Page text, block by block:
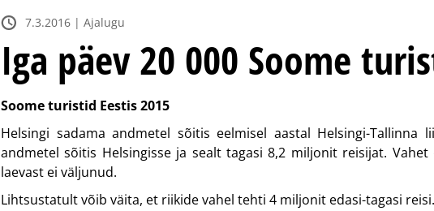
7.3.2016 | Ajalugu
Iga päev 20 000 Soome
Soome turistid Eestis 2015
Helsingi sadama andmetel sõitis eelmisel aastal Helsingi-Tallinna
andmetel sõitis Helsingisse ja sealt tagasi 8,2 miljonit reisijat.
laevast ei väljunud.
Lihtsustatult võib väita, et riikide vahel tehti 4 miljonit edasi-tagasi reisi.